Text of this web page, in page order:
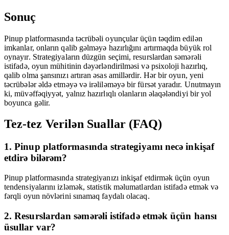
Sonuç
Pinup platformasında təcrübəli oyunçular üçün təqdim edilən
imkanlar, onların qalib gəlməyə hazırlığını artırmaqda büyük rol
oynayır. Strategiyaların düzgün seçimi, resurslardan səmərəli
istifadə, oyun mühitinin dəyərləndirilməsi və psixoloji hazırlıq,
qalib olma şansınızı artıran əsas amillərdir. Hər bir oyun, yeni
təcrübələr əldə etməyə və irəliləməyə bir fürsət yaradır. Unutmayın
ki, müvəffəqiyyət, yalnız hazırlıqlı olanların əlaqələndiyi bir yol
boyunca gəlir.
Tez-tez Verilən Suallar (FAQ)
1. Pinup platformasında strategiyamı necə inkişaf
etdirə bilərəm?
Pinup platformasında strategiyanızı inkişaf etdirmək üçün oyun
tendensiyalarını izləmək, statistik məlumatlardan istifadə etmək və
fərqli oyun növlərini sınamaq faydalı olacaq.
2. Resurslardan səmərəli istifadə etmək üçün hansı
üsullar var?